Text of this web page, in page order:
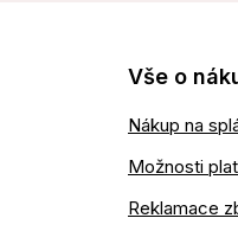
Vše o
Nákup na
Možnosti
Reklamace